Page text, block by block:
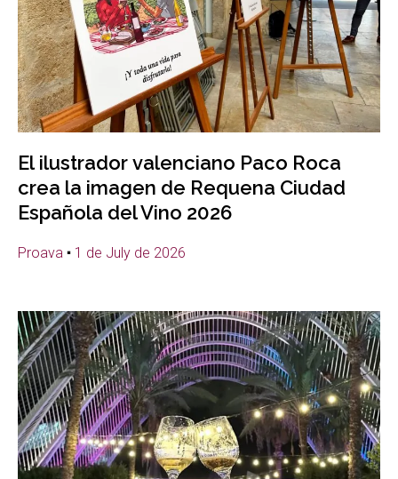
El ilustrador valenciano Paco Roca
crea la imagen de Requena Ciudad
Española del Vino 2026
Proava 1 de July de 2026